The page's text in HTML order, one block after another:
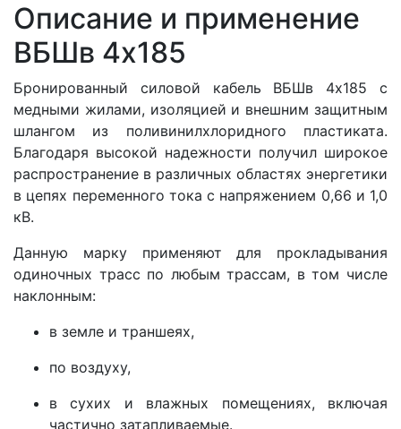
Описание и применение
ВБШв 4x185
Бронированный силовой кабель ВБШв 4x185 с
медными жилами, изоляцией и внешним защитным
шлангом из поливинилхлоридного пластиката.
Благодаря высокой надежности получил широкое
распространение в различных областях энергетики
в цепях переменного тока с напряжением 0,66 и 1,0
кВ.
Данную марку применяют для прокладывания
одиночных трасс по любым трассам, в том числе
наклонным:
в земле и траншеях,
по воздуху,
в сухих и влажных помещениях, включая
частично затапливаемые.